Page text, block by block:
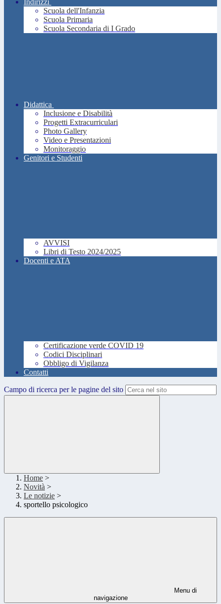
Indirizzi
Scuola dell'Infanzia
Scuola Primaria
Scuola Secondaria di I Grado
Didattica
Inclusione e Disabilità
Progetti Extracurriculari
Photo Gallery
Video e Presentazioni
Monitoraggio
Genitori e Studenti
AVVISI
Libri di Testo 2024/2025
Docenti e ATA
Certificazione verde COVID 19
Codici Disciplinari
Obbligo di Vigilanza
Contatti
Campo di ricerca per le pagine del sito
Home >
Novità >
Le notizie >
sportello psicologico
Menu di
navigazione